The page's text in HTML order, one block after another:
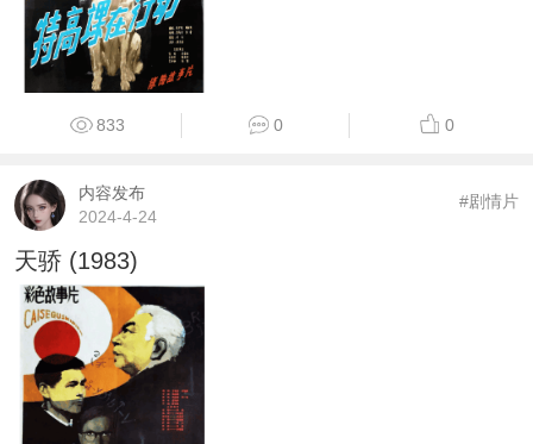
833 0 0
内容发布
2024-4-24
#剧情片
天骄 (1983)